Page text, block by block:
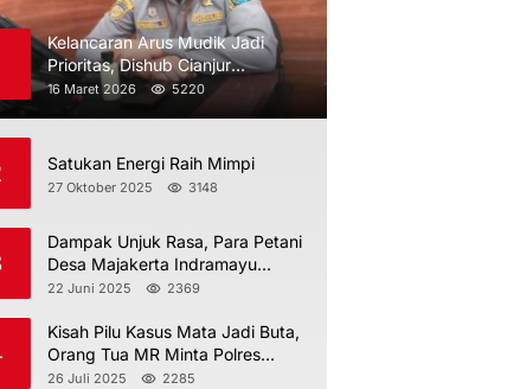
Kelancaran Arus Mudik Jadi
Prioritas, Dishub Cianjur
Maksimalkan Pengawasan
16 Maret 2026 5220
Satukan Energi Raih Mimpi
27 Oktober 2025 3148
Dampak Unjuk Rasa, Para Petani
Desa Majakerta Indramayu
Dilarang Menggarap
22 Juni 2025 2369
Kisah Pilu Kasus Mata Jadi Buta,
Orang Tua MR Minta Polres
Indramayu Jangan Berdiam Diri
26 Juli 2025 2285